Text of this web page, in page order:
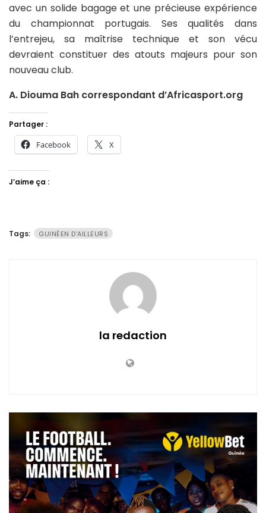
avec un solide bagage et une précieuse expérience
du championnat portugais. Ses qualités dans
l’entrejeu, sa maîtrise technique et son vécu
devraient constituer des atouts majeurs pour son
nouveau club.
A. Diouma Bah correspondant d’Africasport.org
Partager :
Facebook X
J’aime ça :
Tags: GUINÉEN D'AILLEURS
la redaction